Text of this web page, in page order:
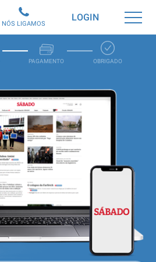
PAGAMENTO OBRIGADO
LOGIN
NÓS LIGAMOS